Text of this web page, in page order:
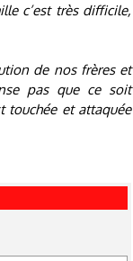
c’est très difficile,
de nos frères et
pas que ce soit
touchée et attaquée